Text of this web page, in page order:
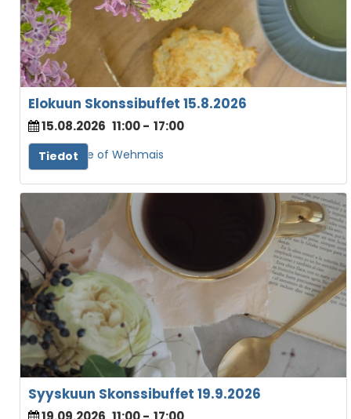
Elokuun Skonssibuffet 15.8.2026
15.08.2026 11:00- 17:00
TeaHouse of Wehmais
Tiedot
Syyskuun Skonssibuffet 19.9.2026